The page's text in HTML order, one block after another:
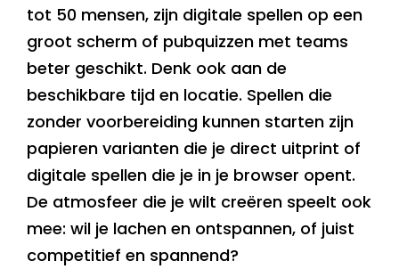
tot 50 mensen, zijn digitale spellen op een
groot scherm of pubquizzen met teams
beter geschikt. Denk ook aan de
beschikbare tijd en locatie. Spellen die
zonder voorbereiding kunnen starten zijn
papieren varianten die je direct uitprint of
digitale spellen die je in je browser opent.
De atmosfeer die je wilt creëren speelt ook
mee: wil je lachen en ontspannen, of juist
competitief en spannend?